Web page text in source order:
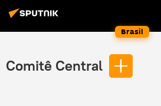
Brasil
Comitê Central